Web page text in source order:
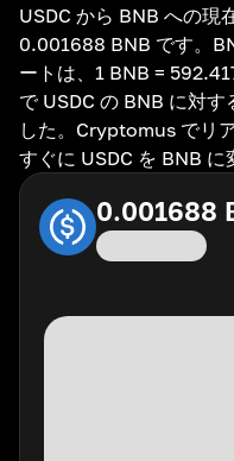
USDC から BNB への現
0.001688 BNB です。
ートは、1 BNB =
で USDC の BNB に対す
した。Cryptomus でリ
すぐに USDC を BNB に
0.001688